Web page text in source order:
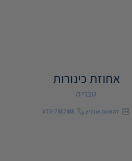
אחוזת כינורות
טבריה
להזמנה אונליין 073-7587085